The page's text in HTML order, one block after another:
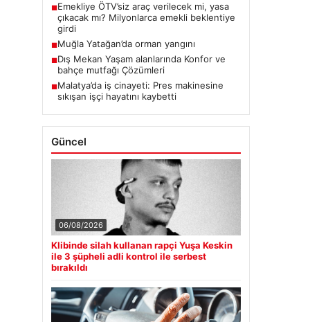
■Emekliye ÖTV’siz araç verilecek mi, yasa
çıkacak mı? Milyonlarca emekli beklentiye
girdi
■Muğla Yatağan’da orman yangını
■Dış Mekan Yaşam alanlarında Konfor ve
bahçe mutfağı Çözümleri
■Malatya’da iş cinayeti: Pres makinesine
sıkışan işçi hayatını kaybetti
Güncel
06/08/2026
Klibinde silah kullanan rapçi Yuşa Keskin
ile 3 şüpheli adli kontrol ile serbest
bırakıldı